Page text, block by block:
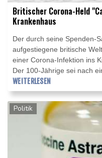
Britischer Corona-Held
Krankenhaus
Der durch seine Spenden-
aufgestiegene britische
einer Corona-Infektion ins
Der 100-Jährige sei nach
Woche positiv auf das
Tochter Hannah am
Nachdem er zunächst zu
brauche er nun zusätzliche
seit Sonntag im
WEITERLESEN
Politik